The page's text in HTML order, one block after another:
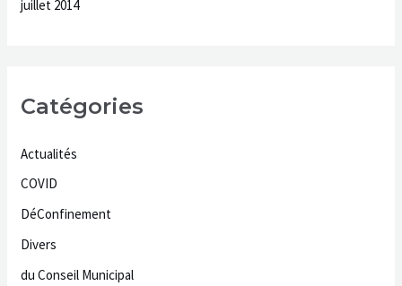
juillet 2014
Catégories
Actualités
COVID
DéConfinement
Divers
du Conseil Municipal